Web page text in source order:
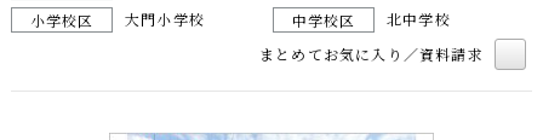
小学校区
大門小学校 中学校区
北中学校
まとめてお気に入り／資料請求